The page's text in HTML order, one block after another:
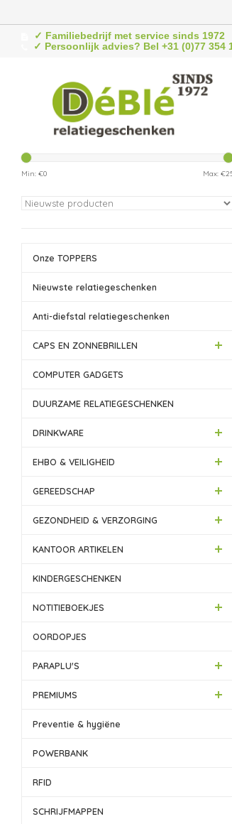
✓ Familiebedrijf met service sinds 1972
✓ Persoonlijk advies? Bel +31 (0)77 354
Min: €0 Max: €
Onze TOPPERS
Nieuwste relatiegeschenken
Anti-diefstal relatiegeschenken
CAPS EN ZONNEBRILLEN
COMPUTER GADGETS
DUURZAME RELATIEGESCHENKEN
DRINKWARE
EHBO & VEILIGHEID
GEREEDSCHAP
GEZONDHEID & VERZORGING
KANTOOR ARTIKELEN
KINDERGESCHENKEN
NOTITIEBOEKJES
OORDOPJES
PARAPLU'S
PREMIUMS
Preventie & hygiëne
POWERBANK
RFID
SCHRIJFMAPPEN